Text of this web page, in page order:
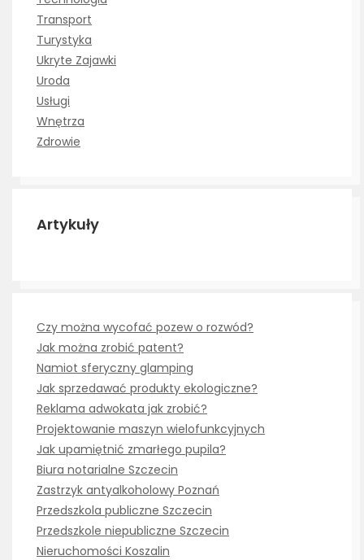
Transport
Turystyka
Ukryte Zajawki
Uroda
Usługi
Wnętrza
Zdrowie
Artykuły
Czy można wycofać pozew o rozwód?
Jak można zrobić patent?
Namiot sferyczny glamping
Jak sprzedawać produkty ekologiczne?
Reklama adwokata jak zrobić?
Projektowanie maszyn wielofunkcyjnych
Jak upamiętnić zmarłego pupila?
Biura notarialne Szczecin
Zastrzyk antyalkoholowy Poznań
Przedszkola publiczne Szczecin
Przedszkole niepubliczne Szczecin
Nieruchomości Koszalin